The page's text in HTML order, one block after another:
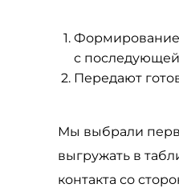
Формирование
с последующей
Передают
Мы выбрали
выгружать в
контакта со